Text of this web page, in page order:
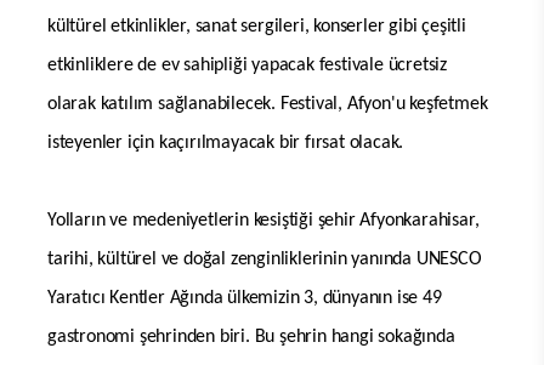
kültürel etkinlikler, sanat sergileri, konserler gibi çeşitli
etkinliklere de ev sahipliği yapacak festivale ücretsiz
olarak katılım sağlanabilecek. Festival, Afyon'u keşfetmek
isteyenler için kaçırılmayacak bir fırsat olacak.
Yolların ve medeniyetlerin kesiştiği şehir Afyonkarahisar,
tarihi, kültürel ve doğal zenginliklerinin yanında UNESCO
Yaratıcı Kentler Ağında ülkemizin 3, dünyanın ise 49
gastronomi şehrinden biri. Bu şehrin hangi sokağında